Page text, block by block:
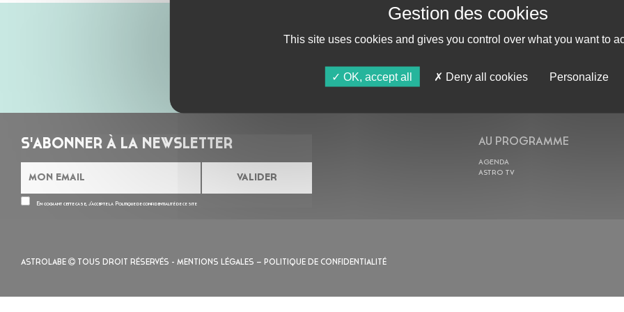
S'ABONNER À LA NEWSLETTER
En cochant cette case, j’accepte la Politique de confidentialitéde ce site
AU PROGRAMME
AGENDA
ASTRO TV
ASTROLABE TOUS DROIT RÉSERVÉS - MENTIONS LÉGALES – POLITIQUE DE CONFIDENTIALITÉ
This site uses cookies and gives you control over what you want to
OK, accept all Deny all cookies Personalize